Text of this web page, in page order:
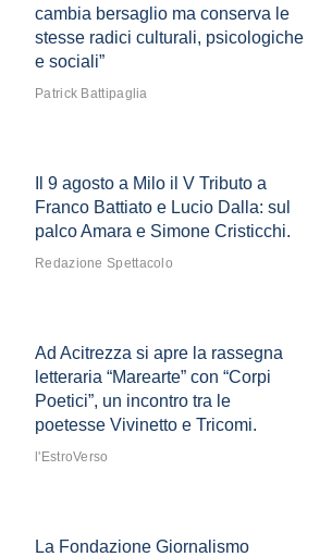
cambia bersaglio ma conserva le
stesse radici culturali, psicologiche
e sociali”
Patrick Battipaglia
Il 9 agosto a Milo il V Tributo a
Franco Battiato e Lucio Dalla: sul
palco Amara e Simone Cristicchi.
Redazione Spettacolo
Ad Acitrezza si apre la rassegna
letteraria “Marearte” con “Corpi
Poetici”, un incontro tra le
poetesse Vivinetto e Tricomi.
l'EstroVerso
La Fondazione Giornalismo